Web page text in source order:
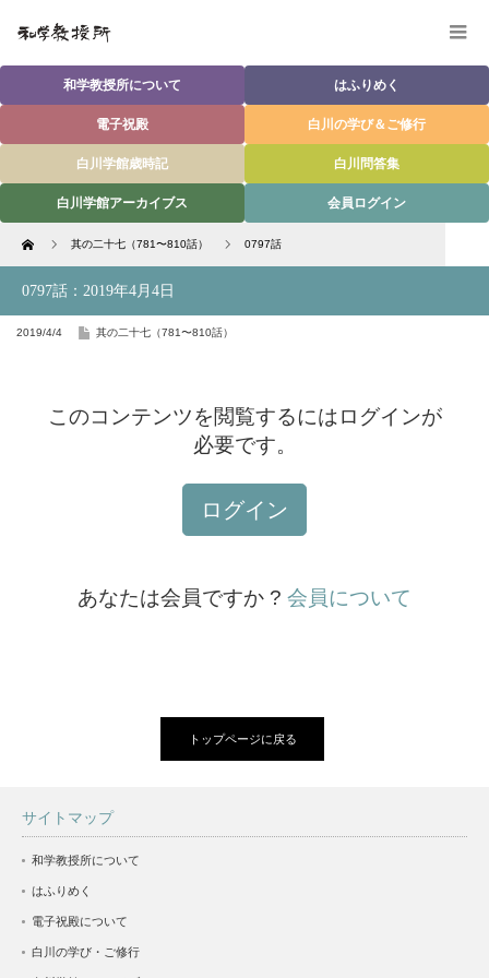
和学教授所について はふりめく
電子祝殿 白川の学び＆ご修行
白川学館歳時記 白川問答集
白川学館アーカイブス 会員ログイン
Home 其の二十七（781〜810話） 0797話
0797話：2019年4月4日
2019/4/4 其の二十七（781〜810話）
このコンテンツを閲覧するにはログインが
必要です。
ログイン
あなたは会員ですか ? 会員について
トップページに戻る
サイトマップ
和学教授所について
はふりめく
電子祝殿について
白川の学び・ご修行